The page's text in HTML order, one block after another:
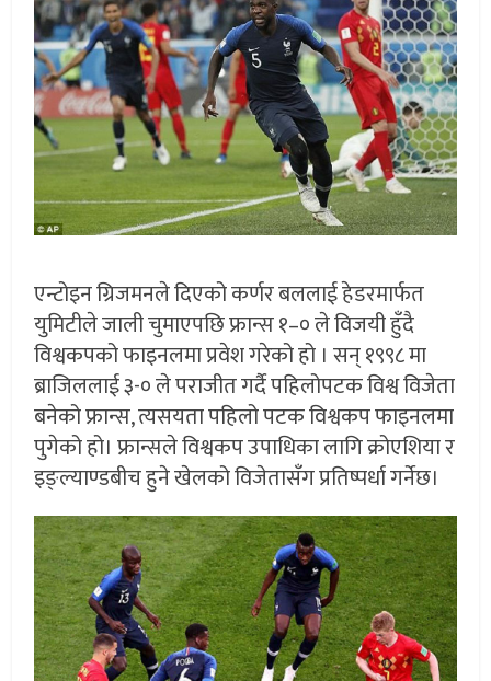
एन्टोइन ग्रिजमनले दिएको कर्णर बललाई हेडरमार्फत
युमिटीले जाली चुमाएपछि फ्रान्स १–० ले विजयी हुँदै
विश्वकपको फाइनलमा प्रवेश गरेको हो । सन् १९९८ मा
ब्राजिललाई ३-० ले पराजीत गर्दै पहिलोपटक विश्व विजेता
बनेको फ्रान्स, त्यसयता पहिलो पटक विश्वकप फाइनलमा
पुगेको हो। फ्रान्सले विश्वकप उपाधिका लागि क्रोएशिया र
इङ्ल्याण्डबीच हुने खेलको विजेतासँग प्रतिष्पर्धा गर्नेछ।